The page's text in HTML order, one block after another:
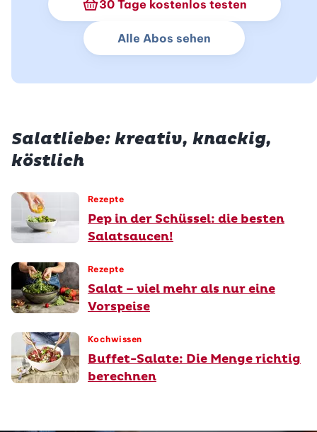
30 Tage kostenlos testen
Alle Abos sehen
Salatliebe: kreativ, knackig,
köstlich
Rezepte
Pep in der Schüssel: die besten
Salatsaucen!
Rezepte
Salat – viel mehr als nur eine
Vorspeise
Kochwissen
Buffet-Salate: Die Menge richtig
berechnen